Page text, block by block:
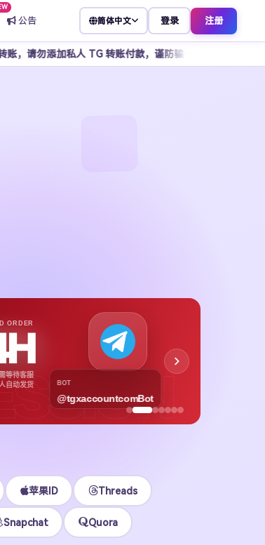
公告 简体中文 登录 注册
TG 转账付款，谨防骗子冒充客服，所有操作请通过官方平
ORDER
等待客服
自动发货
BOT
@tgxaccountcomBot
苹果ID Threads
Snapchat Quora